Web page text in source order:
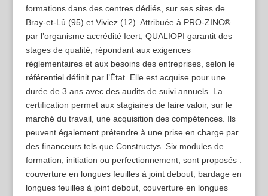
formations dans des centres dédiés, sur ses sites de
Bray-et-Lû (95) et Viviez (12). Attribuée à PRO-ZINC®
par l’organisme accrédité Icert, QUALIOPI garantit des
stages de qualité, répondant aux exigences
réglementaires et aux besoins des entreprises, selon le
référentiel définit par l’État. Elle est acquise pour une
durée de 3 ans avec des audits de suivi annuels. La
certification permet aux stagiaires de faire valoir, sur le
marché du travail, une acquisition des compétences. Ils
peuvent également prétendre à une prise en charge par
des financeurs tels que Constructys. Six modules de
formation, initiation ou perfectionnement, sont proposés :
couverture en longues feuilles à joint debout, bardage en
longues feuilles à joint debout, couverture en longues